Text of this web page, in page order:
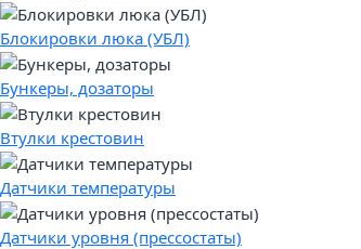
Блокировки люка (УБЛ)
Бункеры, дозаторы
Втулки крестовин
Датчики температуры
Датчики уровня (прессостаты)